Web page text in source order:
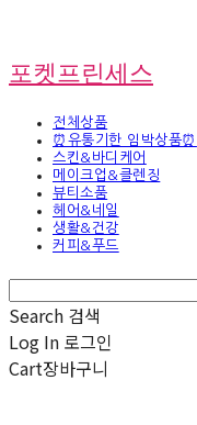
포켓프린세스
전체상품
⏰유통기한 임박상품⏰
스킨&바디케어
메이크업&클렌징
뷰티소품
헤어&네일
생활&건강
커피&푸드
Search 검색
Log In 로그인
Cart장바구니